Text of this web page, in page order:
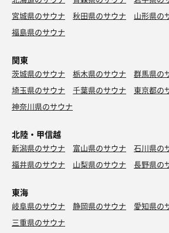
宮城県のサウナ
秋田県のサウナ
山形県の
福島県のサウナ
関東
茨城県のサウナ 栃木県のサウナ
群馬県の
埼玉県のサウナ
千葉県のサウナ
東京都の
神奈川県のサウナ
北陸・甲信越
新潟県のサウナ 富山県のサウナ
石川県の
福井県のサウナ
山梨県のサウナ 長野県の
東海
岐阜県のサウナ 静岡県のサウナ
愛知県の
三重県のサウナ